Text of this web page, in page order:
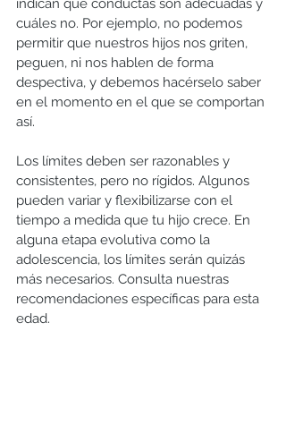
indican qué conductas son adecuadas y
cuáles no. Por ejemplo, no podemos
permitir que nuestros hijos nos griten,
peguen, ni nos hablen de forma
despectiva, y debemos hacérselo saber
en el momento en el que se comportan
así.
Los límites deben ser razonables y
consistentes, pero no rígidos. Algunos
pueden variar y flexibilizarse con el
tiempo a medida que tu hijo crece. En
alguna etapa evolutiva como la
adolescencia, los límites serán quizás
más necesarios. Consulta nuestras
recomendaciones específicas para esta
edad.